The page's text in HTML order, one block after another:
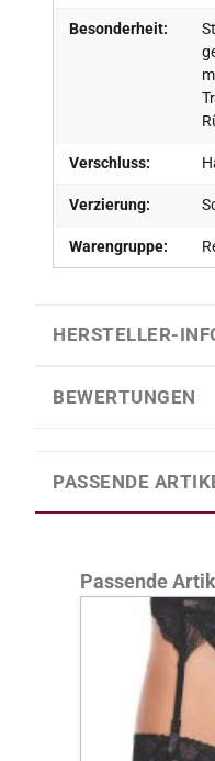
Besonderheit:
Verschluss:
Verzierung:
Warengruppe:
HERSTELLER-
BEWERTUNGEN
PASSENDE
Produktgalerie
Passende